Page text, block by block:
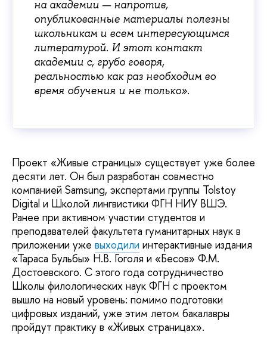
на академии — напротив,
опубликованные материалы полезны
школьникам и всем интересующимся
литературой. И этот контакт
академии с, грубо говоря,
реальностью как раз необходим во
время обучения и не только».
Проект «Живые страницы» существует уже более
десяти лет. Он был разработан совместно
компанией Samsung, экспертами группы Tolstoy
Digital и Школой лингвистики ФГН НИУ ВШЭ.
Ранее при активном участии студентов и
преподавателей факультета гуманитарных наук в
приложении уже выходили интерактивные издания
«Тараса Бульбы» Н.В. Гоголя и «Бесов» Ф.М.
Достоевского. С этого года сотрудничество
Школы филологических наук ФГН с проектом
вышло на новый уровень: помимо подготовки
цифровых изданий, уже этим летом бакалавры
пройдут практику в «Живых страницах».